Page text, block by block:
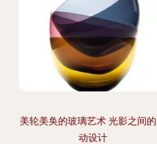
美轮美奂的玻璃艺术 光影之间的
动设计